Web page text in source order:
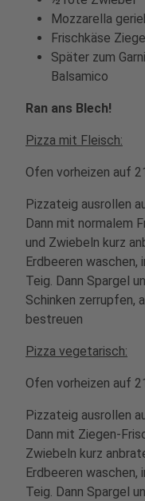
Mozzarella
Frischkäse Ziege
Später zum
Balsamico
Ran ans Blech!
Pizza mit Fleisch:
Ofen vorheizen auf
Pizzateig ausrollen
Dann mit normalem
und Zwiebeln kurz
Erdbeeren waschen,
Teig. Dann Spargel
Schinken zerrupfen,
bestreuen
Pizza vegetarisch:
Ofen vorheizen auf
Pizzateig ausrollen
Dann mit Ziegen-
Zwiebeln kurz
Erdbeeren waschen,
Teig. Dann Spargel